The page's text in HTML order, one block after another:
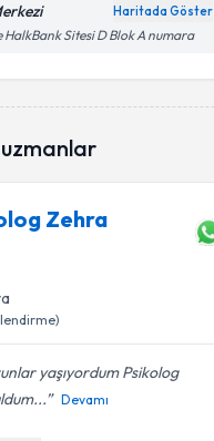
Haritada Göster
HalkBank Sitesi D Blok A numara
Zehra
yaşıyordum Psikolog
Devamı